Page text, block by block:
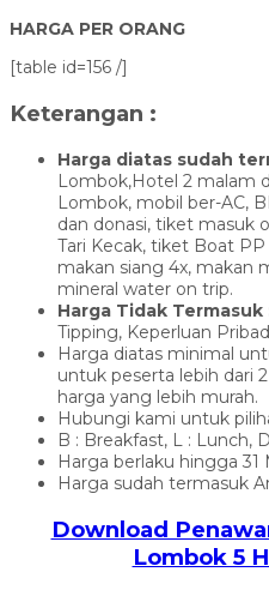
HARGA PER ORANG
[table id=156 /]
Keterangan :
Harga diatas sudah
Lombok,Hotel 2 malam
Lombok, mobil ber-AC,
dan donasi, tiket masuk
Tari Kecak, tiket Boat PP
makan siang 4x, makan
mineral water on trip.
Harga Tidak Termasuk
Tipping, Keperluan
Harga diatas minimal
untuk peserta lebih dari
harga yang lebih murah.
Hubungi kami untuk
B : Breakfast, L : Lunch,
Harga berlaku hingga 31
Harga sudah termasuk
Download
Lombok 5